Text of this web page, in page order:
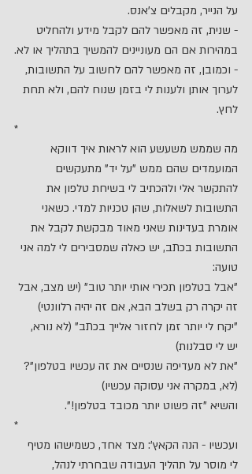
על הנייר, מקבלים צ'אנס.
- שנית, זה מאפשר להם לקבל מידע ולהחליט
במהירות אם הם מעוניינים להמשיך בתהליך או לא.
- וכמובן, זה מאפשר להם לחשוב על התשובות,
לערוך אותן ולענות לי בזמן שנוח להם, ולא תחת
לחץ.
*
מה שממש משעשע הוא לראות איך דווקא
המועמדים שהם ממש "על יד" מתעקשים
להתקשר אלי ולהכתיב לי בשיחת טלפון את
התשובות לשאלות, שהן טכניות למדי. כשאני
אומרת בעדינות שאני מאוד מבקשת לקבל את
התשובות בכתב, יש כאלה שמסבירים לי למה אני
טועה:
"אבל בטלפון תכירי אותי יותר טוב" (יש מצב, אבל
זה יקרה רק בשלב הבא, אם זה יהיה רלוונטי)
"יקח לי יותר זמן לחזור אלייך בכתב" (לא נורא,
יש לי סבלנות)
"את לא מעדיפה שנסיים את זה עכשיו בטלפון"?
(לא, במקרה אני עסוקה עכשיו)
והשיא "זה פשוט יותר מכובד בטלפון!".
*
ועכשיו - הנה הקאץ': מצד אחד, כשמישהו מטיף
לי מוסר על תהליך העבודה שבחרתי לנהל,